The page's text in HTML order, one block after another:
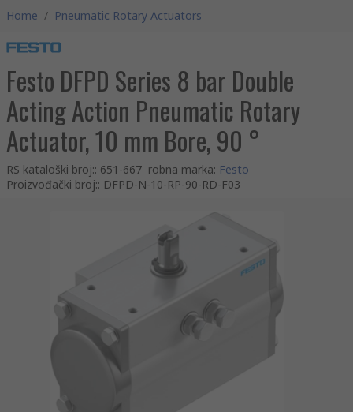
Home / Pneumatic Rotary Actuators
Festo DFPD Series 8 bar Double
Acting Action Pneumatic Rotary
Actuator, 10 mm Bore, 90 °
RS kataloški broj:: 651-667 robna marka: Festo
Proizvođački broj:: DFPD-N-10-RP-90-RD-F03